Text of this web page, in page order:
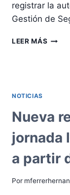
registrar la
Gestión de
LEER MÁS
ANUAL
DEL
SG-
SST
NOTICIAS
Nueva
jornada
a partir
Por